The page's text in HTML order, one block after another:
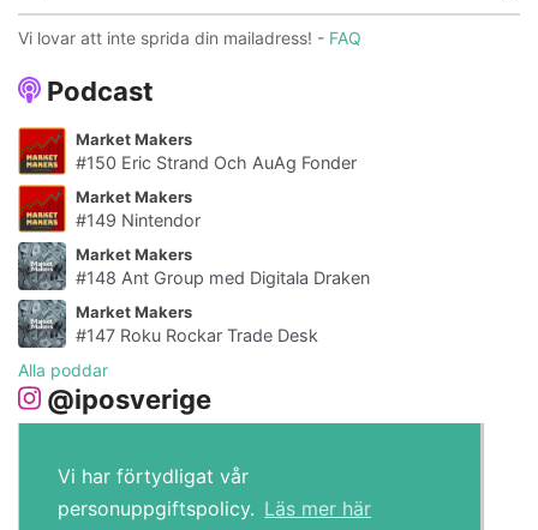
Vi har förtydligat vår
personuppgiftspolicy. Läs mer här
Podcast
Market Makers
#150 Eric Strand Och AuAg Fonder
Market Makers
#149 Nintendor
Market Makers
#148 Ant Group med Digitala Draken
Market Makers
#147 Roku Rockar Trade Desk
Alla poddar
@iposverige
Vi lovar att inte sprida din mailadress! - FAQ